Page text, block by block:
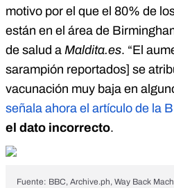
motivo por el que el 80% de
están en el área de
de salud a Maldita.es. “El
sarampión reportados] se
vacunación muy baja en
señala ahora el artículo de la
el dato incorrecto.
Fuente: BBC, Archive.ph, Way Back